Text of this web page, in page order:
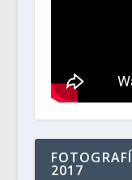
2017